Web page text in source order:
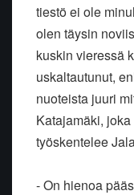
tiestö ei ole
olen täysin
kuskin vieressä
uskaltautunut,
nuoteista juuri
Katajamäki,
työskentelee
- On hienoa